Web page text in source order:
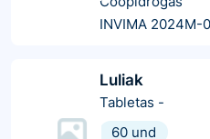
INVIMA 2024M-
Luliak
Tabletas -
60 und